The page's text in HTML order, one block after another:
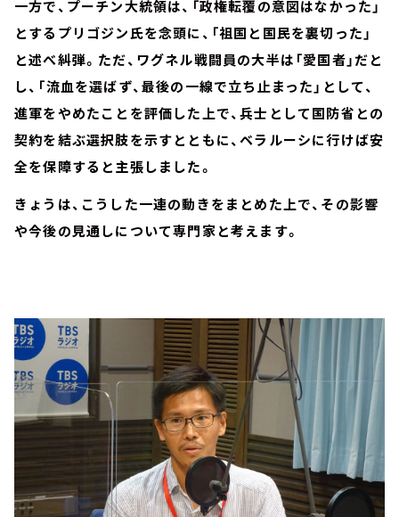
一方で、プーチン大統領は、「政権転覆の意図はなかった」
とするプリゴジン氏を念頭に、「祖国と国民を裏切った」
と述べ糾弾。ただ、ワグネル戦闘員の大半は「愛国者」だと
し、「流血を選ばず、最後の一線で立ち止まった」として、
進軍をやめたことを評価した上で、兵士として国防省との
契約を結ぶ選択肢を示すとともに、ベラルーシに行けば安
全を保障すると主張しました。
きょうは、こうした一連の動きをまとめた上で、その影響
や今後の見通しについて専門家と考えます。